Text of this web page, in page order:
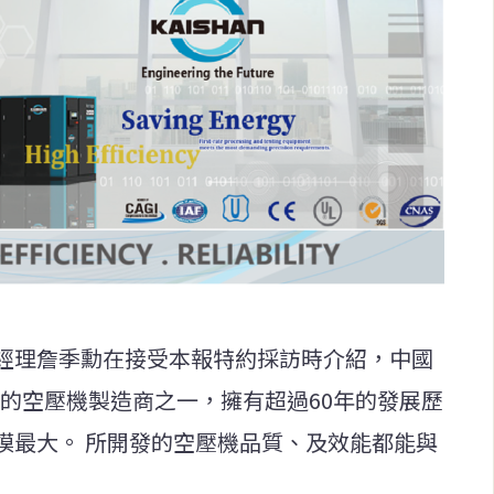
詹季勳在接受本報特約採訪時介紹，中國
空壓機製造商之一，擁有超過60年的發展歷
大。 所開發的空壓機品質、及效能都能與